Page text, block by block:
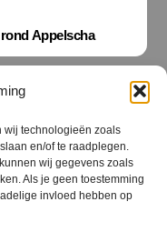
wij technologieën zoals
en/of te raadplegen.
wij gegevens zoals
Als je geen toestemming
invloed hebben op
Appelscha